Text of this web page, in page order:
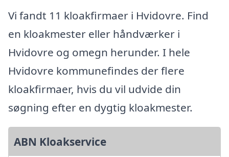
Vi fandt 11 kloakfirmaer i Hvidovre. Find
en kloakmester eller håndværker i
Hvidovre og omegn herunder. I hele
Hvidovre kommunefindes der flere
kloakfirmaer, hvis du vil udvide din
søgning efter en dygtig kloakmester.
ABN Kloakservice